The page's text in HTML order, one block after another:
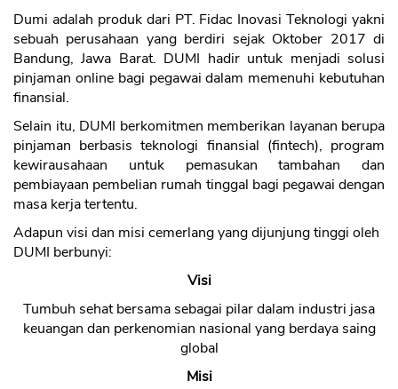
Dumi adalah produk dari PT. Fidac Inovasi Teknologi yakni
sebuah perusahaan yang berdiri sejak Oktober 2017 di
Bandung, Jawa Barat. DUMI hadir untuk menjadi solusi
pinjaman online bagi pegawai dalam memenuhi kebutuhan
finansial.
Selain itu, DUMI berkomitmen memberikan layanan berupa
pinjaman berbasis teknologi finansial (fintech), program
kewirausahaan untuk pemasukan tambahan dan
pembiayaan pembelian rumah tinggal bagi pegawai dengan
masa kerja tertentu.
Adapun visi dan misi cemerlang yang dijunjung tinggi oleh
DUMI berbunyi:
Visi
Tumbuh sehat bersama sebagai pilar dalam industri jasa
keuangan dan perkenomian nasional yang berdaya saing
global
Misi